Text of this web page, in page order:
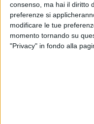
consenso, ma hai il diritto
preferenze si
modificare le tue
momento tornando su
"Privacy" in fondo alla
Il Consiglio di Stato,
definitivamente
valida e quindi
prossimi 17 e 18